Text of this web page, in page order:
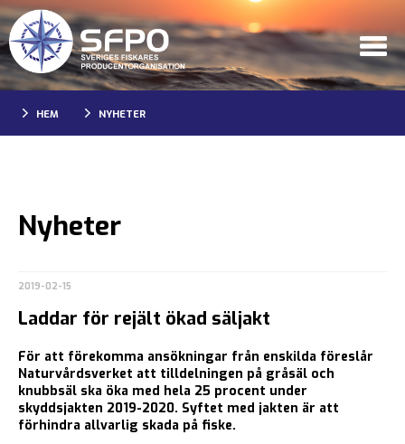
HEM NYHETER
Nyheter
2019-02-15
Laddar för rejält ökad säljakt
För att förekomma ansökningar från enskilda föreslår
Naturvårdsverket att tilldelningen på gråsäl och
knubbsäl ska öka med hela 25 procent under
skyddsjakten 2019-2020. Syftet med jakten är att
förhindra allvarlig skada på fiske.